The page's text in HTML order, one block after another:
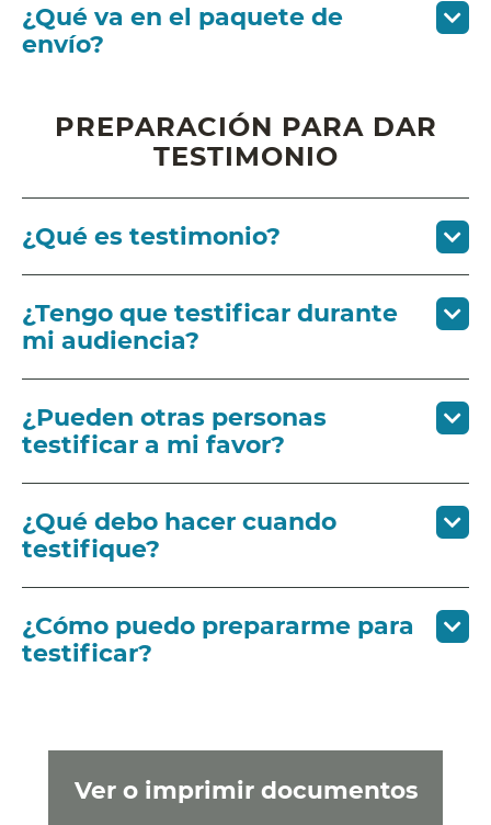
Ver o imprimir documentos
¿Qué va en el paquete de
envío?
PREPARACIÓN PARA DAR
TESTIMONIO
¿Qué es testimonio?
¿Tengo que testificar durante
mi audiencia?
¿Pueden otras personas
testificar a mi favor?
¿Qué debo hacer cuando
testifique?
¿Cómo puedo prepararme para
testificar?